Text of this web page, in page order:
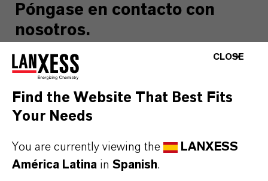
Póngase en contacto con
nosotros.
¿En qué podemos ayudarle?
NOMBRE*
EMPRESA*
CLOSE
Find the Website That Best Fits
Your Needs
You are currently viewing the
LANXESS
América Latina in Spanish.